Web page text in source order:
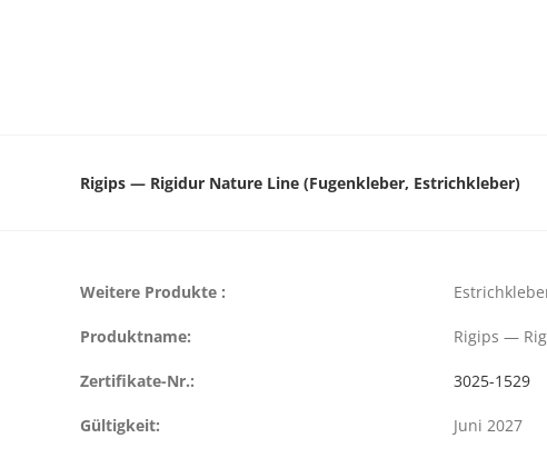
Rigips — Rigidur Nature Line (Fugenkleber, Estrichkleber)
Weitere Produkte :
Produktname: Rigips —
Zertifikate-Nr.: 3025-1529
Gültigkeit: Juni 2027